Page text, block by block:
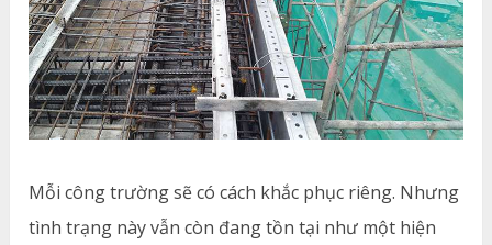
Mỗi công trường sẽ có cách khắc phục riêng. Nhưng
tình trạng này vẫn còn đang tồn tại như một hiện